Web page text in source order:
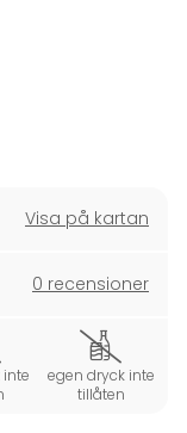
Visa på kartan
0 recensioner
egen dryck inte
tillåten